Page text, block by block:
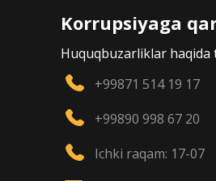
Korrupsiyaga
Huquqbuzarliklar
+99871 514 19 17
+99890 998 67 20
Ichki raqam: 17-07